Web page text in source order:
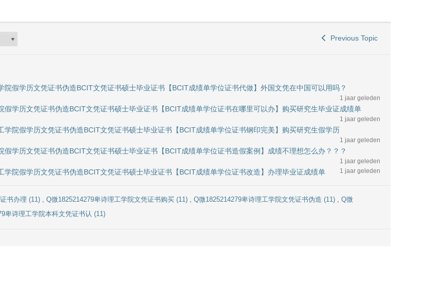
Previous Topic
假学历文凭证书伪造BCIT文凭证书硕士毕业证书【BCIT成绩单学位证书代做】外国文凭在中国可以用吗？
1 jaar geleden
学历文凭证书伪造BCIT文凭证书硕士毕业证书【BCIT成绩单学位证书在哪里可以办】购买研究生毕业证成绩单
1 jaar geleden
院假学历文凭证书伪造BCIT文凭证书硕士毕业证书【BCIT成绩单学位证书钢印完美】购买研究生假学历
1 jaar geleden
学历文凭证书伪造BCIT文凭证书硕士毕业证书【BCIT成绩单学位证书造假案例】成绩不理想怎么办？？？
1 jaar geleden
院假学历文凭证书伪造BCIT文凭证书硕士毕业证书【BCIT成绩单学位证书改造】办理毕业证成绩单 1 jaar geleden
书办理 (11) , Q微1825214279卑诗理工学院文凭证书购买 (11) , Q微1825214279卑诗理工学院文凭证书伪造 (11) , Q微
卑诗理工学院本科文凭证书认 (11)